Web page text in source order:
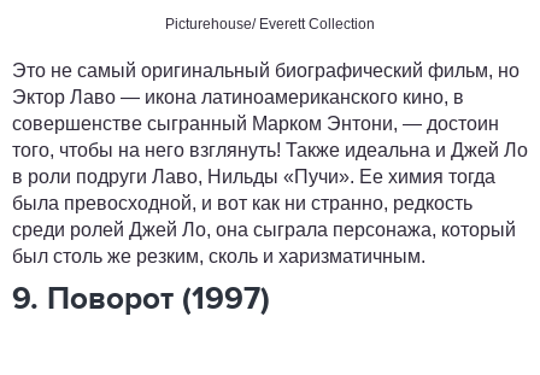
Picturehouse/ Everett Collection
Это не самый оригинальный биографический фильм, но
Эктор Лаво — икона латиноамериканского кино, в
совершенстве сыгранный Марком Энтони, — достоин
того, чтобы на него взглянуть! Также идеальна и Джей Ло
в роли подруги Лаво, Нильды «Пучи». Ее химия тогда
была превосходной, и вот как ни странно, редкость
среди ролей Джей Ло, она сыграла персонажа, который
был столь же резким, сколь и харизматичным.
9. Поворот (1997)